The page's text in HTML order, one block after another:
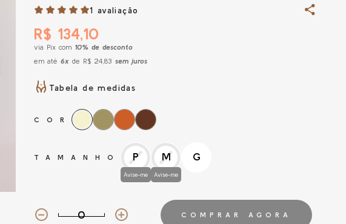
1 avaliação
R$ 134,10
via Pix com 10% de desconto
em até 6x de R$ 24,83 sem juros
Tabela de medidas
COR
TAMANHO P
Avise-me
M
Avise-me
G
COMPRAR AGORA